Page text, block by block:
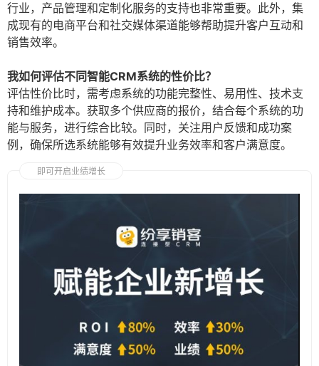
行业，产品管理和定制化服务的支持也非常重要。此外，集
成现有的电商平台和社交媒体渠道能够帮助提升客户互动和
销售效率。
我如何评估不同智能CRM系统的性价比？
评估性价比时，需考虑系统的功能完整性、易用性、技术支
持和维护成本。获取多个供应商的报价，结合每个系统的功
能与服务，进行综合比较。同时，关注用户反馈和成功案
例，确保所选系统能够有效提升业务效率和客户满意度。
即可开启业绩增长